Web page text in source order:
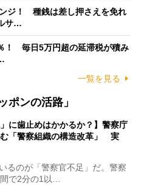
ンジ！ 種銭は差し押さえを免れ
サ…
！ 毎日5万円超の延滞税が積み
一覧を見る
ポンの活路」
」に歯止めはかかるか？】警察庁
「警察組織の構造改革」 実
るのが「警察官不足」だ。警察
で2分の1以…